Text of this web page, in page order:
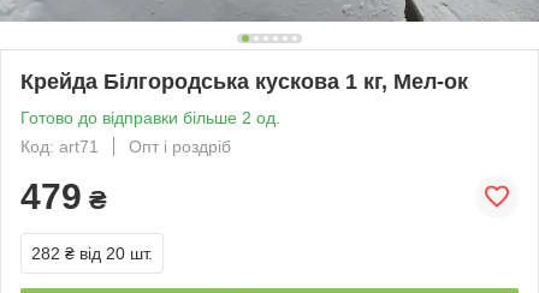
Крейда Білгородська кускова 1 кг, Мел-ок
Готово до відправки більше 2 од.
Код: art71
Опт і роздріб
479 ₴
282 ₴ від 20 шт.